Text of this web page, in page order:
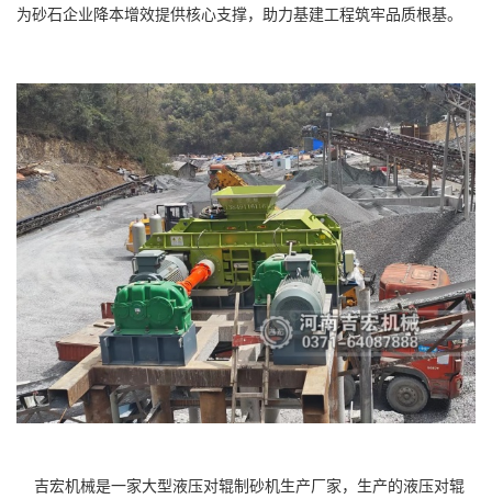
为砂石企业降本增效提供核心支撑，助力基建工程筑牢品质根基。
吉宏机械是一家大型液压对辊制砂机生产厂家，生产的液压对辊